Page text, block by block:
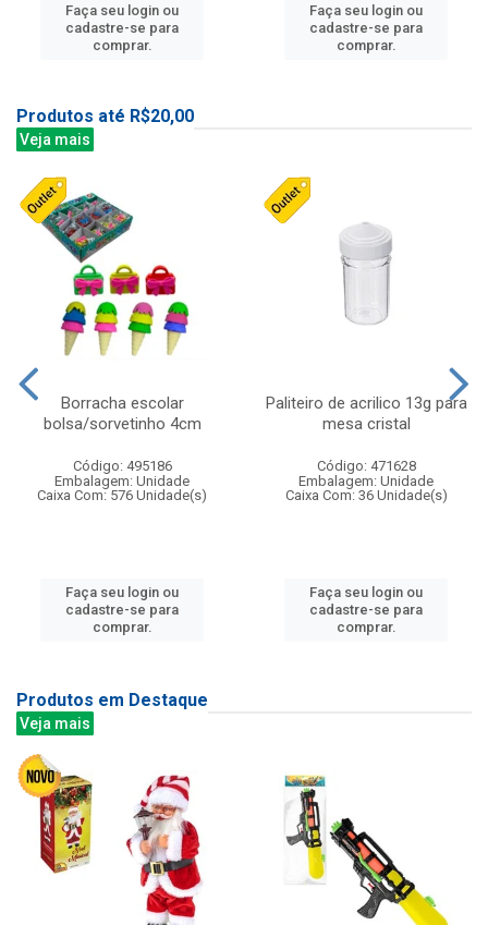
Faça seu login ou
cadastre-se para
comprar.
Faça seu login ou
cadastre-se para
comprar.
Produtos até R$20,00
Veja mais
Borracha escolar
bolsa/sorvetinho 4cm
Código: 495186
Embalagem: Unidade
Caixa Com: 576 Unidade(s)
Faça seu login ou
cadastre-se para
comprar.
Paliteiro de acrilico 13g para
mesa cristal
Código: 471628
Embalagem: Unidade
Caixa Com: 36 Unidade(s)
Faça seu login ou
cadastre-se para
comprar.
Produtos em Destaque
Veja mais